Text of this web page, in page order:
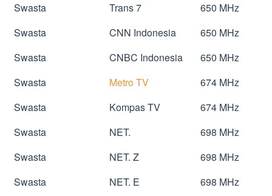
Swasta
Trans 7
650 MHz
Swasta
CNN Indonesia
650 MHz
Swasta
CNBC Indonesia
650 MHz
Swasta
Metro TV
674 MHz
Swasta
Kompas TV
674 MHz
Swasta
NET.
698 MHz
Swasta
NET. Z
698 MHz
Swasta
NET. E
698 MHz